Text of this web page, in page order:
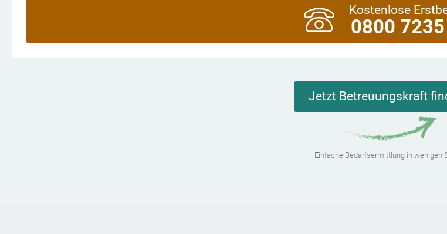
Kostenlose
0800
Jetzt Betreuungskraft
Einfache Bedarfsermittlung in wenigen